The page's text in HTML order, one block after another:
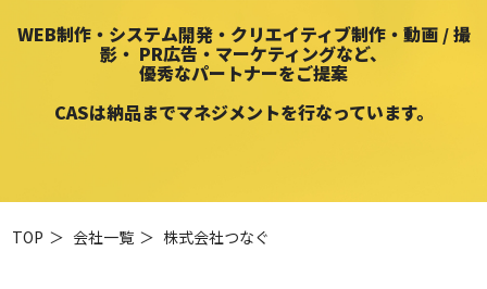
WEB制作・システム開発・クリエイティブ制作・動画 / 撮
影・ PR広告・マーケティングなど、
優秀なパートナーをご提案
CASは納品までマネジメントを行なっています。
TOP ＞ 会社一覧 ＞ 株式会社つなぐ